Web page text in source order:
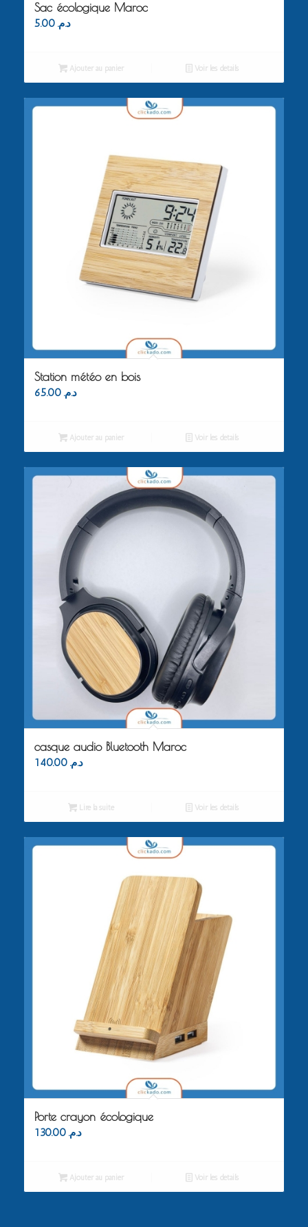
Sac écologique Maroc
د.م. 5.00
Ajouter au panier Voir les détails
Station météo en bois
د.م. 65.00
Ajouter au panier Voir les détails
casque audio Bluetooth Maroc
د.م. 140.00
Lire la suite Voir les détails
Porte crayon écologique
د.م. 130.00
Ajouter au panier Voir les détails